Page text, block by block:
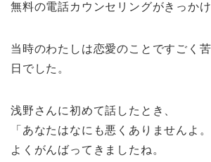
無料の電話カウンセリングがきっかけ
当時のわたしは恋愛のことですごく
日でした。
浅野さんに初めて話したとき、
「あなたはなにも悪くありませんよ
よくがんばってきましたね。